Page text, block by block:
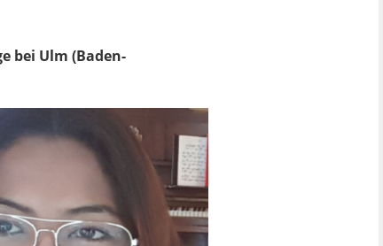
bei Ulm (Baden-